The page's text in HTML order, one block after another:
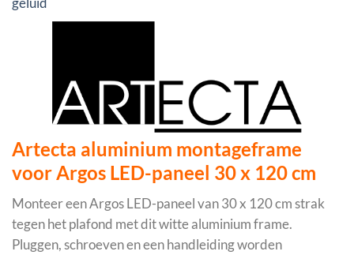
Artecta aluminium montageframe
voor Argos LED-paneel 30 x 120 cm
Monteer een Argos LED-paneel van 30 x 120 cm strak
tegen het plafond met dit witte aluminium frame.
Pluggen, schroeven en een handleiding worden